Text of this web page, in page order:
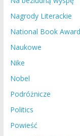
Nagrody Literackie
National Book Award
Naukowe
Nike
Nobel
Podróżnicze
Politics
Powieść